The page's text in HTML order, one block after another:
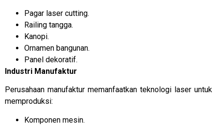
Pagar laser cutting.
Railing tangga.
Kanopi.
Ornamen bangunan.
Panel dekoratif.
Industri Manufaktur
Perusahaan manufaktur memanfaatkan teknologi laser untuk
memproduksi:
Komponen mesin.